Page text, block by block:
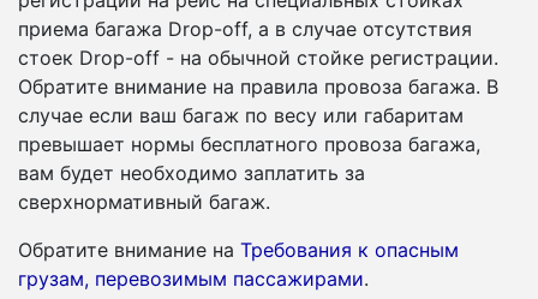
приема багажа Drop-off, а в случае отсутствия
стоек Drop-off - на обычной стойке регистрации.
Обратите внимание на правила провоза багажа. В
случае если ваш багаж по весу или габаритам
превышает нормы бесплатного провоза багажа,
вам будет необходимо заплатить за
сверхнормативный багаж.
Обратите внимание на Требования к опасным
грузам, перевозимым пассажирами.